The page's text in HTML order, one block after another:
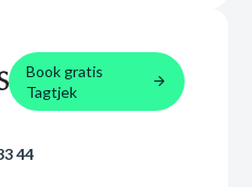
Book gratis
Tagtjek
44